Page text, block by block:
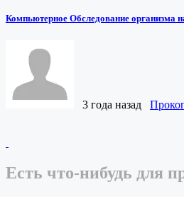
Компьютерное Обследование организма
3 года назад
Есть что-нибудь для